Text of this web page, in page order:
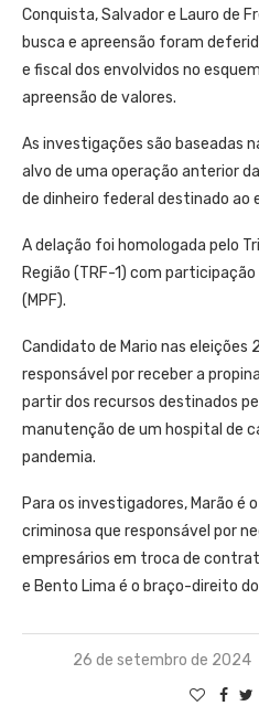
Conquista, Salvador e Lauro de
busca e apreensão foram
e fiscal dos envolvidos no
apreensão de valores.
As investigações são baseadas
alvo de uma operação anterior
de dinheiro federal destinado
A delação foi homologada pelo
Região (TRF-1) com
(MPF).
Candidato de Mario nas eleições
responsável por receber a
partir dos recursos destinados
manutenção de um hospital de
pandemia.
Para os investigadores, Marão é
criminosa que responsável por
empresários em troca de
e Bento Lima é o braço-direito
26 de setembro de 2024